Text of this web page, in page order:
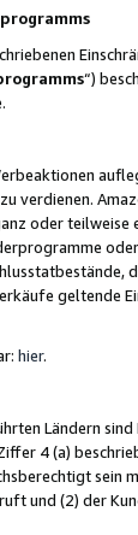
“)
verdienen.
oder
geltende
hier.
Ländern
4 (a)
sein
und (2) der